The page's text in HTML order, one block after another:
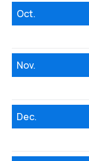
Oct.
Nov.
Dec.